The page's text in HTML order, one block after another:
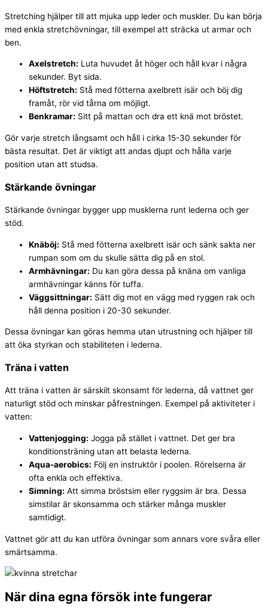
Stretching hjälper till att mjuka upp leder och muskler. Du kan börja
med enkla stretchövningar, till exempel att sträcka ut armar och
ben.
Axelstretch: Luta huvudet åt höger och håll kvar i några
sekunder. Byt sida.
Höftstretch: Stå med fötterna axelbrett isär och böj dig
framåt, rör vid tårna om möjligt.
Benkramar: Sitt på mattan och dra ett knä mot bröstet.
Gör varje stretch långsamt och håll i cirka 15-30 sekunder för
bästa resultat. Det är viktigt att andas djupt och hålla varje
position utan att studsa.
Stärkande övningar
Stärkande övningar bygger upp musklerna runt lederna och ger
stöd.
Knäböj: Stå med fötterna axelbrett isär och sänk sakta ner
rumpan som om du skulle sätta dig på en stol.
Armhävningar: Du kan göra dessa på knäna om vanliga
armhävningar känns för tuffa.
Väggsittningar: Sätt dig mot en vägg med ryggen rak och
håll denna position i 20-30 sekunder.
Dessa övningar kan göras hemma utan utrustning och hjälper till
att öka styrkan och stabiliteten i lederna.
Träna i vatten
Att träna i vatten är särskilt skonsamt för lederna, då vattnet ger
naturligt stöd och minskar påfrestningen. Exempel på aktiviteter i
vatten:
Vattenjogging: Jogga på stället i vattnet. Det ger bra
konditionsträning utan att belasta lederna.
Aqua-aerobics: Följ en instruktör i poolen. Rörelserna är
ofta enkla och effektiva.
Simning: Att simma bröstsim eller ryggsim är bra. Dessa
simstilar är skonsamma och stärker många muskler
samtidigt.
Vattnet gör att du kan utföra övningar som annars vore svåra eller
smärtsamma.
När dina egna försök inte fungerar